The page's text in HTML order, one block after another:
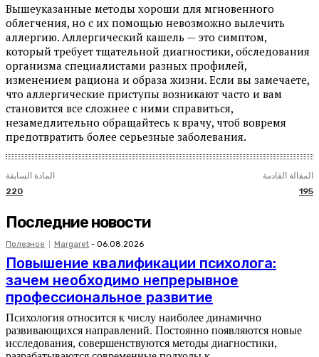
Вышеуказанные методы хороши для мгновенного
облегчения, но с их помощью невозможно вылечить
аллергию. Аллергический кашель — это симптом,
который требует тщательной диагностики, обследования
организма специалистами разных профилей,
изменением рациона и образа жизни. Если вы замечаете,
что аллергические приступы возникают часто и вам
становится все сложнее с ними справиться,
незамедлительно обращайтесь к врачу, чтоб вовремя
предотвратить более серьезные заболевания.
المادة السابقة
220
المقالة القادمة
195
Последние новости
Полезное Margaret - 06.08.2026
Повышение квалификации психолога:
зачем необходимо непрерывное
профессиональное развитие
Психология относится к числу наиболее динамично
развивающихся направлений. Постоянно появляются новые
исследования, совершенствуются методы диагностики,